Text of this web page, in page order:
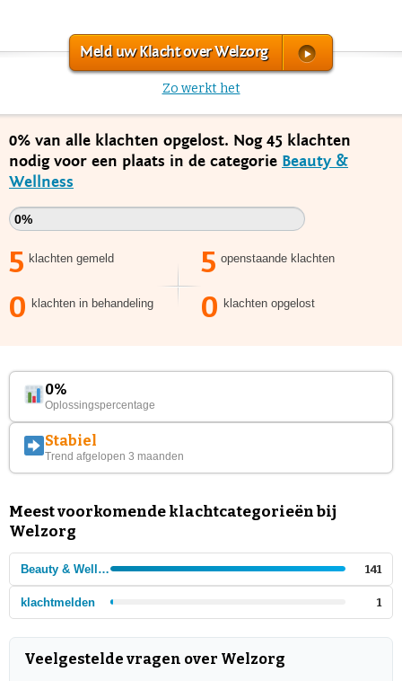
Meld uw Klacht over Welzorg
Zo werkt het
0% van alle klachten opgelost. Nog 45 klachten
nodig voor een plaats in de categorie Beauty &
Wellness
0%
5 klachten gemeld 5 openstaande klachten
0 klachten in behandeling 0 klachten opgelost
0%
Oplossingspercentage
Stabiel
Trend afgelopen 3 maanden
Meest voorkomende klachtcategorieën bij
Welzorg
Beauty & Wellness 141
klachtmelden 1
Veelgestelde vragen over Welzorg